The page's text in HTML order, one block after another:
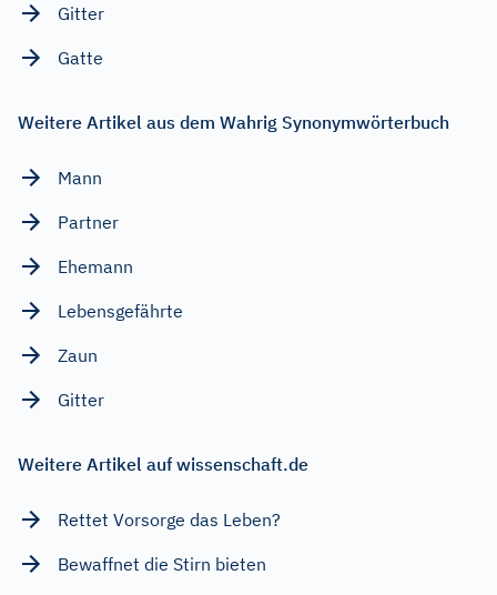
Gitter
Gatte
Weitere Artikel aus dem Wahrig Synonymwörterbuch
Mann
Partner
Ehemann
Lebensgefährte
Zaun
Gitter
Weitere Artikel auf wissenschaft.de
Rettet Vorsorge das Leben?
Bewaffnet die Stirn bieten